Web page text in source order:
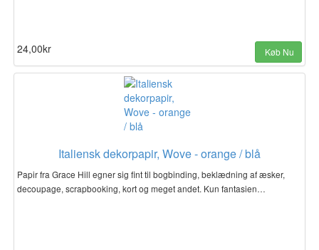
24,00kr Køb Nu
Italiensk dekorpapir, Wove - orange / blå
Papir fra Grace Hill egner sig fint til bogbinding, beklædning af æsker,
decoupage, scrapbooking, kort og meget andet. Kun fantasien…